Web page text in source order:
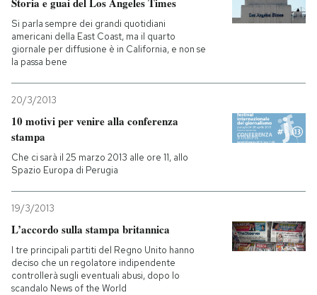
Si parla sempre dei grandi quotidiani
americani della East Coast, ma il quarto
giornale per diffusione è in California, e non se
la passa bene
20/3/2013
10 motivi per venire alla conferenza
stampa
Che ci sarà il 25 marzo 2013 alle ore 11, allo
Spazio Europa di Perugia
19/3/2013
L’accordo sulla stampa britannica
I tre principali partiti del Regno Unito hanno
deciso che un regolatore indipendente
controllerà sugli eventuali abusi, dopo lo
scandalo News of the World